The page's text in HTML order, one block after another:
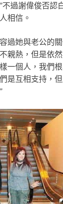
過謝偉俊否認
相信。
過她與老公的
親熱，但是依
一個人，我們
是互相支持，